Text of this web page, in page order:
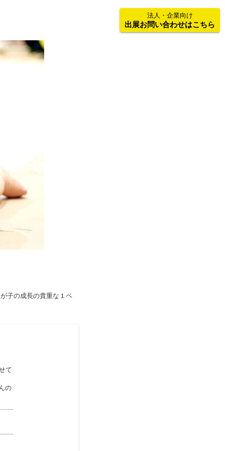
法人・企業向け
出展お問い合わせはこちら
子の成長の貴重な１ペ
て
の